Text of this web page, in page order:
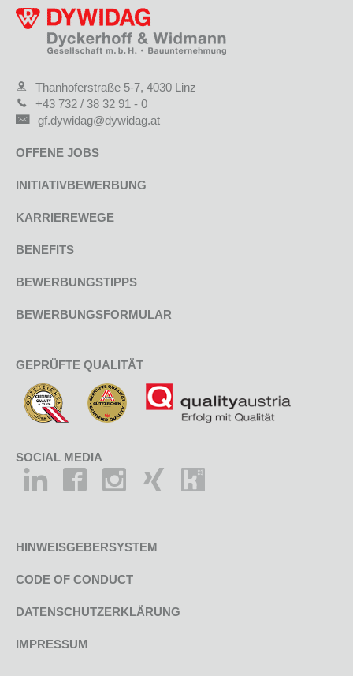
Thanhoferstraße 5-7, 4030 Linz
+43 732 / 38 32 91 - 0
gf.dywidag@dywidag.at
OFFENE JOBS
INITIATIVBEWERBUNG
KARRIEREWEGE
BENEFITS
BEWERBUNGSTIPPS
BEWERBUNGSFORMULAR
GEPRÜFTE QUALITÄT
SOCIAL MEDIA
HINWEISGEBERSYSTEM
CODE OF CONDUCT
DATENSCHUTZERKLÄRUNG
IMPRESSUM